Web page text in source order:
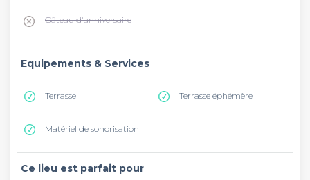
Gâteau d'anniversaire
Equipements & Services
Terrasse Terrasse éphémère
Matériel de sonorisation
Ce lieu est parfait pour